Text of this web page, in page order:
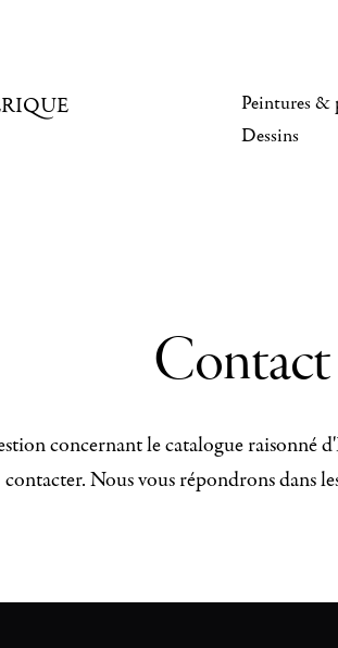
Peintures &
Dessins
Contact
concernant le catalogue raisonné
contacter. Nous vous répondrons dans